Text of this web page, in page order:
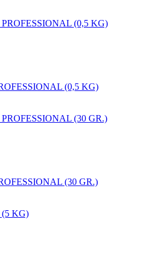
(0,5 KG)
(30 GR.)